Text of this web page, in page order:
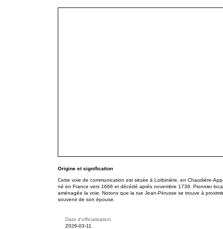
Origine et signification
Cette voie de communication est située à Lotbinière, en Chaudière-
né en France vers 1666 et décédé après novembre 1739. Pionnier
aménagée la voie. Notons que la rue Jean-Pérusse se trouve à
souvenir de son épouse.
Date d'officialisation
2026-03-11